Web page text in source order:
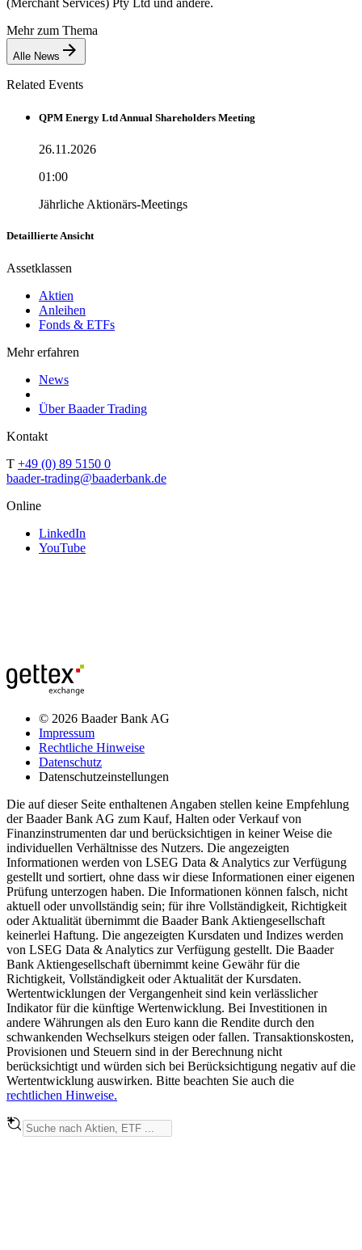
Mehr zum Thema
Alle News
Related Events
QPM Energy Ltd Annual Shareholders Meeting
26.11.2026
01:00
Jährliche Aktionärs-Meetings
Detaillierte Ansicht
Assetklassen
Aktien
Anleihen
Fonds & ETFs
Mehr erfahren
News
Über Baader Trading
Kontakt
T +49 (0) 89 5150 0
baader-trading@baaderbank.de
Online
LinkedIn
YouTube
© 2026 Baader Bank AG
Impressum
Rechtliche Hinweise
Datenschutz
Datenschutzeinstellungen
Die auf dieser Seite enthaltenen Angaben stellen keine Empfehlung
der Baader Bank AG zum Kauf, Halten oder Verkauf von
Finanzinstrumenten dar und berücksichtigen in keiner Weise die
individuellen Verhältnisse des Nutzers. Die angezeigten
Informationen werden von LSEG Data & Analytics zur Verfügung
gestellt und sortiert, ohne dass wir diese Informationen einer eigenen
Prüfung unterzogen haben. Die Informationen können falsch, nicht
aktuell oder unvollständig sein; für ihre Vollständigkeit, Richtigkeit
oder Aktualität übernimmt die Baader Bank Aktiengesellschaft
keinerlei Haftung. Die angezeigten Kursdaten und Indizes werden
von LSEG Data & Analytics zur Verfügung gestellt. Die Baader
Bank Aktiengesellschaft übernimmt keine Gewähr für die
Richtigkeit, Vollständigkeit oder Aktualität der Kursdaten.
Wertentwicklungen der Vergangenheit sind kein verlässlicher
Indikator für die künftige Wertenwicklung. Bei Investitionen in
andere Währungen als den Euro kann die Rendite durch den
schwankenden Wechselkurs steigen oder fallen. Transaktionskosten,
Provisionen und Steuern sind in der Berechnung nicht
berücksichtigt und würden sich bei Berücksichtigung negativ auf die
Wertentwicklung auswirken. Bitte beachten Sie auch die
rechtlichen Hinweise.